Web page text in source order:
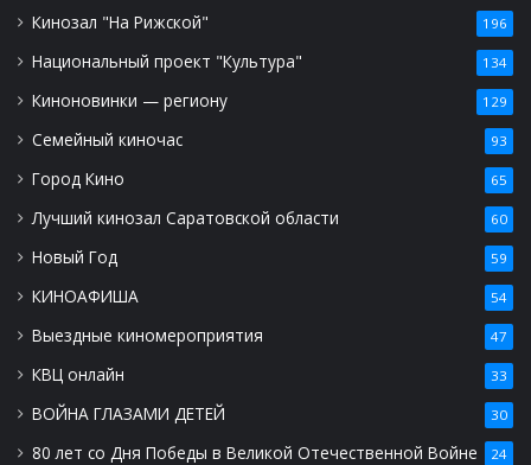
Кинозал "На Рижской" 196
Национальный проект "Культура" 134
Киноновинки — региону 129
Семейный киночас 93
Город Кино 65
Лучший кинозал Саратовской области 60
Новый Год 59
КИНОАФИША 54
Выездные киномероприятия 47
КВЦ онлайн 33
ВОЙНА ГЛАЗАМИ ДЕТЕЙ 30
80 лет со Дня Победы в Великой Отечественной Войне 24